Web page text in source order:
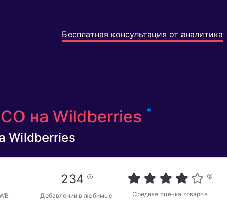
Бесплатная консультация от аналитика
на Wildberries *
Wildberries
234
Добавлений в любимые Средняя оценка товаров